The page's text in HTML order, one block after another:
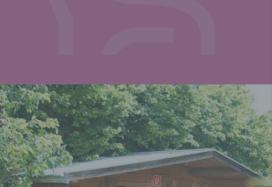
In den Datenschutzhinweisen von Facebook
finden Sie weitere Hinweise zum Schutz Ihrer
Privatsphäre:
https://www.facebook.com/about/privacy/.
Sie können außerdem die Remarketing-Funktion
"Custom Audiences" im Bereich Einstellungen für
Werbeanzeigen unter
https://www.facebook.com/ads/preferences/?